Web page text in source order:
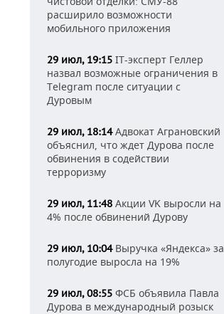
расширило возможности
мобильного приложения
29 июл, 19:15 IT-эксперт Геллер
назвал возможные ограничения в
Telegram после ситуации с
Дуровым
29 июл, 18:14Адвокат Аграновский
объяснил, что ждет Дурова после
обвинения в содействии
терроризму
29 июл, 11:48 Акции VK выросли на
4% после обвинений Дурову
29 июл, 10:04Выручка «Яндекса» за
полугодие выросла на 19%
29 июл, 08:55 ФСБ объявила Павла
Дурова в международный розыск